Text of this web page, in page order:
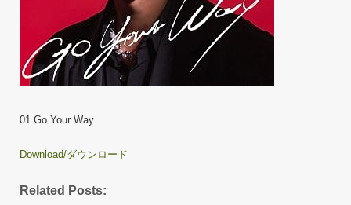
01.Go Your Way
Download/ダウンロード
Related Posts: